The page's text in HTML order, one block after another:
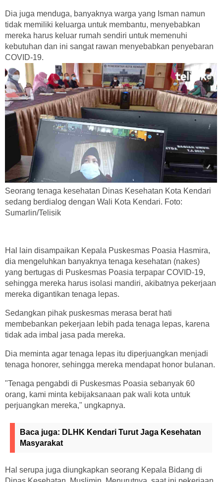
Dia juga menduga, banyaknya warga yang Isman namun
tidak memiliki keluarga untuk membantu, menyebabkan
mereka harus keluar rumah sendiri untuk memenuhi
kebutuhan dan ini sangat rawan menyebabkan penyebaran
COVID-19.
Seorang tenaga kesehatan Dinas Kesehatan Kota Kendari
sedang berdialog dengan Wali Kota Kendari. Foto:
Sumarlin/Telisik
Hal lain disampaikan Kepala Puskesmas Poasia Hasmira,
dia mengeluhkan banyaknya tenaga kesehatan (nakes)
yang bertugas di Puskesmas Poasia terpapar COVID-19,
sehingga mereka harus isolasi mandiri, akibatnya pekerjaan
mereka digantikan tenaga lepas.
Sedangkan pihak puskesmas merasa berat hati
membebankan pekerjaan lebih pada tenaga lepas, karena
tidak ada imbal jasa pada mereka.
Dia meminta agar tenaga lepas itu diperjuangkan menjadi
tenaga honorer, sehingga mereka mendapat honor bulanan.
"Tenaga pengabdi di Puskesmas Poasia sebanyak 60
orang, kami minta kebijaksanaan pak wali kota untuk
perjuangkan mereka," ungkapnya.
Baca juga: DLHK Kendari Turut Jaga Kesehatan
Masyarakat
Hal serupa juga diungkapkan seorang Kepala Bidang di